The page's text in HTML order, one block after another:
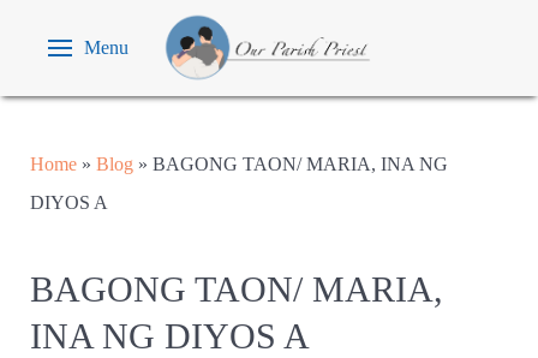
Menu
Home » Blog » BAGONG TAON/ MARIA, INA NG
DIYOS A
BAGONG TAON/ MARIA,
INA NG DIYOS A